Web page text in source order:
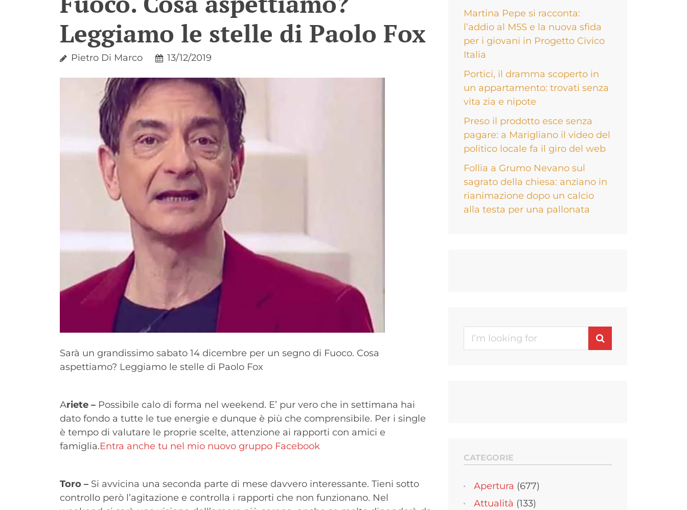
Leggiamo le stelle di Paolo Fox
Pietro Di Marco 13/12/2019
Sarà un grandissimo sabato 14 dicembre per un segno di Fuoco. Cosa
aspettiamo? Leggiamo le stelle di Paolo Fox
Ariete – Possibile calo di forma nel weekend. E’ pur vero che in settimana hai
dato fondo a tutte le tue energie e dunque è più che comprensibile. Per i single
è tempo di valutare le proprie scelte, attenzione ai rapporti con amici e
famiglia.Entra anche tu nel mio nuovo gruppo Facebook
Toro – Si avvicina una seconda parte di mese davvero interessante. Tieni sotto
controllo però l’agitazione e controlla i rapporti che non funzionano. Nel
Martina Pepe si racconta:
l’addio al M5S e la nuova sfida
per i giovani in Progetto Civico
Italia
Portici, il dramma scoperto in
un appartamento: trovati senza
vita zia e nipote
Preso il prodotto esce senza
pagare: a Marigliano il video del
politico locale fa il giro del web
Follia a Grumo Nevano sul
sagrato della chiesa: anziano in
rianimazione dopo un calcio
alla testa per una pallonata
CATEGORIE
Apertura (677)
Attualità (133)